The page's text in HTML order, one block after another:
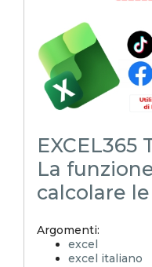
youtubeshorts
EXCEL365
La
calcolare
Argomenti:
excel
excel italiano